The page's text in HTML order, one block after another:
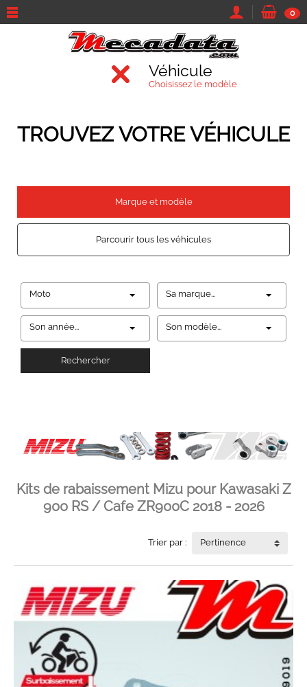
0
Véhicule
Choisissez le modèle
TROUVEZ VOTRE VÉHICULE
Marque et modèle
Parcourir tous les véhicules
Moto Sa marque...
Son année... Son modèle...
Rechercher
Kits de rabaissement Mizu pour Kawasaki Z
900 RS / Cafe ZR900C 2018 - 2026
Trier par : Pertinence